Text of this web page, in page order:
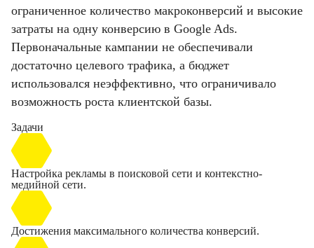
ограниченное количество макроконверсий и высокие
затраты на одну конверсию в Google Ads.
Первоначальные кампании не обеспечивали
достаточно целевого трафика, а бюджет
использовался неэффективно, что ограничивало
возможность роста клиентской базы.
Задачи
Настройка рекламы в поисковой сети и контекстно-
медийной сети.
Достижения максимального количества конверсий.